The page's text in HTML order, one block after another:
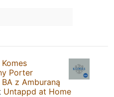
Komes
Porter
z Amburaną
Untappd at Home